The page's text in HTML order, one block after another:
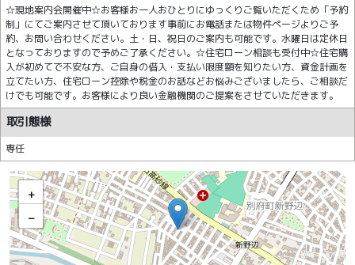
☆現地案内会開催中☆お客様お一人おひとりにゆっくりご覧いただくため「予約
制」にてご案内させて頂いております事前にお電話または物件ページよりご予
約、お問い合わせください。土・日、祝日のご案内も可能です。水曜日は定休日
となっておりますので予めご了承ください。☆住宅ローン相談も受付中☆住宅購
入が初めてで不安な方、ご自身の借入・支払い限度額を知りたい方、資金計画を
立てたい方、住宅ローン控除や税金のお話などお悩みございましたら、ご相談だ
けでも可能です。お客様により良い金融機関のご提案をさせていただきます。
取引態様
専任
+
−